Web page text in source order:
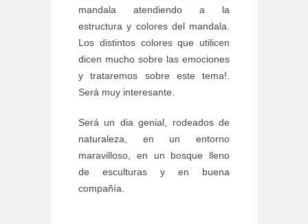
mandala atendiendo a la
estructura y colores del mandala.
Los distintos colores que utilicen
dicen mucho sobre las emociones
y trataremos sobre este tema!.
Será muy interesante.
Será un dia genial, rodeados de
naturaleza, en un entorno
maravilloso, en un bosque lleno
de esculturas y en buena
compañía.